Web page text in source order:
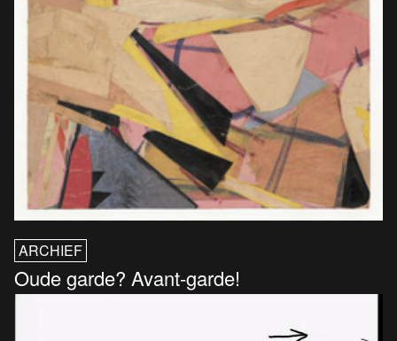
ARCHIEF
Oude garde? Avant-garde!